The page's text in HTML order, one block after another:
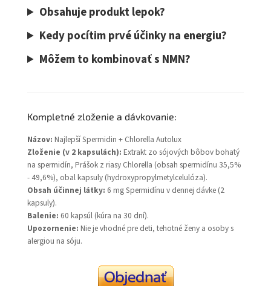
Obsahuje produkt lepok?
Kedy pocítim prvé účinky na energiu?
Môžem to kombinovať s NMN?
Kompletné zloženie a dávkovanie:
Názov: Najlepší Spermidin + Chlorella Autolux
Zloženie (v 2 kapsulách): Extrakt zo sójových bôbov bohatý
na spermidín, Prášok z riasy Chlorella (obsah spermidínu 35,5%
- 49,6%), obal kapsuly (hydroxypropylmetylcelulóza).
Obsah účinnej látky: 6 mg Spermidínu v dennej dávke (2
kapsuly).
Balenie: 60 kapsúl (kúra na 30 dní).
Upozornenie: Nie je vhodné pre deti, tehotné ženy a osoby s
alergiou na sóju.